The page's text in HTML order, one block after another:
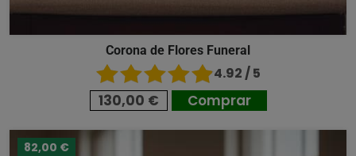
Corona de Flores Funeral
4.92 / 5
130,00 € Comprar
82,00 €